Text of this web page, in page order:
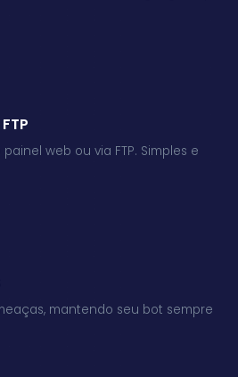
web ou via FTP. Simples e
mantendo seu bot sempre